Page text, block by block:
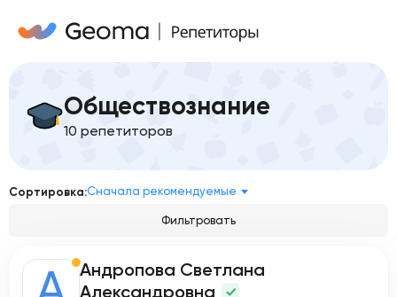
Обществознание
10 репетиторов
Сортировка:Сначала рекомендуемые
Фильтровать
Андропова Светлана
Александровна